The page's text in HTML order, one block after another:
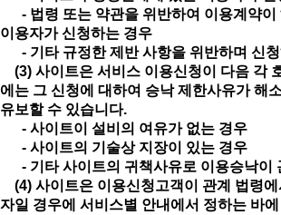
- 법령 또는 약관을 위반하여 이용계약이
이용자가 신청하는 경우
- 기타 규정한 제반 사항을 위반하며 신
(3) 사이트은 서비스 이용신청이 다음 각
에는 그 신청에 대하여 승낙 제한사유가 해
유보할 수 있습니다.
- 사이트이 설비의 여유가 없는 경우
- 사이트의 기술상 지장이 있는 경우
- 기타 사이트의 귀책사유로 이용승낙이
(4) 사이트은 이용신청고객이 관계 법령에
자일 경우에 서비스별 안내에서 정하는 바